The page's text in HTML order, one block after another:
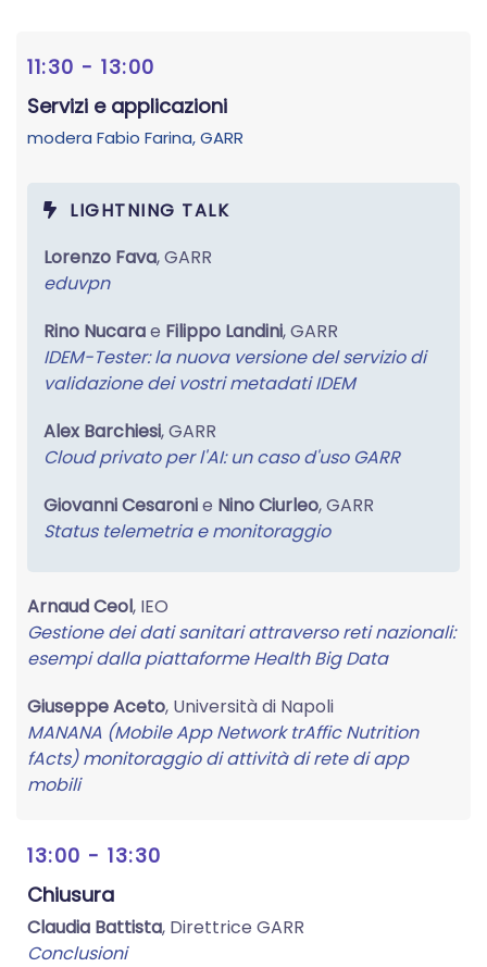
11:30 - 13:00
Servizi e applicazioni
modera Fabio Farina, GARR
LIGHTNING TALK
Lorenzo Fava, GARR
eduvpn
Rino Nucarae Filippo Landini, GARR
IDEM-Tester: la nuova versione del servizio di
validazione dei vostri metadati IDEM
Alex Barchiesi, GARR
Cloud privato per l'AI: un caso d'uso GARR
Giovanni Cesaronie Nino Ciurleo, GARR
Status telemetria e monitoraggio
Arnaud Ceol, IEO
Gestione dei dati sanitari attraverso reti nazionali:
esempi dalla piattaforme Health Big Data
Giuseppe Aceto, Università di Napoli
MANANA (Mobile App Network trAffic Nutrition
fActs) monitoraggio di attività di rete di app
mobili
13:00 - 13:30
Chiusura
Claudia Battista, Direttrice GARR
Conclusioni